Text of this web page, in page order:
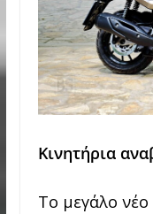
Κινητήρια
Το μεγάλο